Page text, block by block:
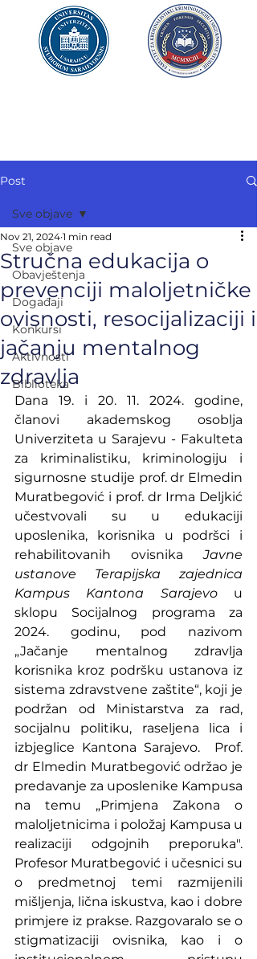
Post
Sve objave
Obavještenja
Događaji
Konkursi
Aktivnosti
Biblioteka
Sve objave
Stručna edukacija o
prevenciji maloljetničke
ovisnosti, resocijalizaciji i
jačanju mentalnog
zdravlja
Nov 21, 2024 1 min read
Dana 19. i 20. 11. 2024. godine,
članovi akademskog osoblja
Univerziteta u Sarajevu - Fakulteta
za kriminalistiku, kriminologiju i
sigurnosne studije prof. dr Elmedin
Muratbegović i prof. dr Irma Deljkić
učestvovali su u edukaciji
uposlenika, korisnika u podršci i
rehabilitovanih ovisnika Javne
ustanove Terapijska zajednica
Kampus Kantona Sarajevo u
sklopu Socijalnog programa za
2024. godinu, pod nazivom
„Jačanje mentalnog zdravlja
korisnika kroz podršku ustanova iz
sistema zdravstvene zaštite“, koji je
podržan od Ministarstva za rad,
socijalnu politiku, raseljena lica i
izbjeglice Kantona Sarajevo.
  Prof
dr Elmedin Muratbegović održao je
predavanje za uposlenike Kampusa
na temu „Primjena Zakona o
maloljetnicima i položaj Kampusa u
realizaciji odgojnih preporuka".
Profesor Muratbegović i učesnici su
o predmetnoj temi razmijenili
mišljenja, lična iskustva, kao i dobre
primjere iz prakse. Razgovaralo se o
stigmatizaciji ovisnika, kao i o